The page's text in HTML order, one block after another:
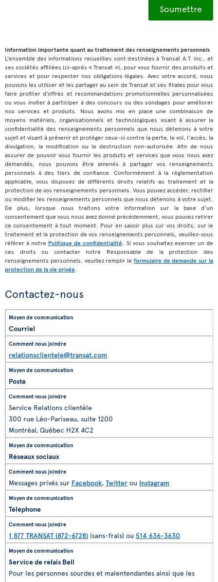
Information importante quant au traitement des renseignements personnels
L’ensemble des informations recueillies sont destinées à Transat A.T. inc., et
ses sociétés affiliées (ci-après « Transat »), pour vous fournir des produits et
services et pour respecter nos obligations légales. Avec votre accord, nous
pouvons les utiliser et les partager au sein de Transat et ses filiales pour vous
faire profiter d’offres et recommandations promotionnelles personnalisées
ou vous inviter à participer à des concours ou des sondages pour améliorer
nos services et produits. Nous avons mis en place une combinaison de
moyens matériels, organisationnels et technologiques visant à assurer la
confidentialité des renseignements personnels que nous détenons à votre
sujet et visant à prévenir et protéger ceux-ci contre la perte, le vol, l’accès, la
divulgation, la modification ou la destruction non-autorisée. Afin de nous
assurer de pouvoir vous fournir les produits et services que vous nous avez
demandés, nous pouvons être amenés à partager vos renseignements
personnels à des tiers de confiance. Conformément à la règlementation
applicable, vous disposez de différents droits relatifs au traitement et la
protection de vos renseignements personnels. Vous pouvez accéder, rectifier
ou modifier les renseignements personnels que nous détenons à votre sujet.
De plus, lorsque nous traitons votre information sur la base d’un
consentement que vous nous avez donné précédemment, vous pouvez retirer
ce consentement à tout moment. Pour en savoir plus sur vos droits, sur le
traitement et la protection de vos renseignements personnels, veuillez-vous
référer à notre Politique de confidentialité . Si vous souhaitez exercer un de
ces droits ou contacter notre Responsable de la protection des
renseignements personnels, veuillez remplir le formulaire de demande sur la
protection de la vie privée
Contactez-nous
Courriel
relationsclientele@transat.com
Poste
Service Relations clientèle
300 rue Léo-Pariseau, suite 1200
Montréal, Québec H2X 4C2
Réseaux sociaux
Messages privés sur Facebook, Twitter ou Instagram
Téléphone
1 877 TRANSAT (872-6728) (sans-frais) ou 514 636-3630
Service de relais Bell
Pour les personnes sourdes et malentendantes ainsi que les